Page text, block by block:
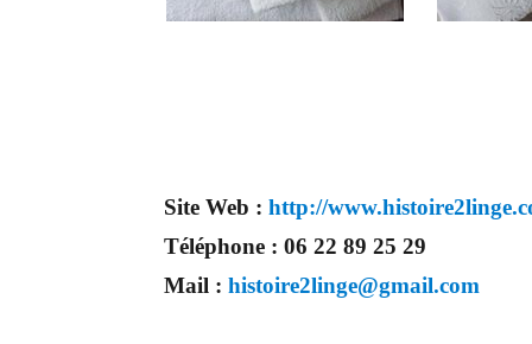
Site Web :http://
Téléphone :06 22 89 25 29
Mail :histoire2linge@gmail.com